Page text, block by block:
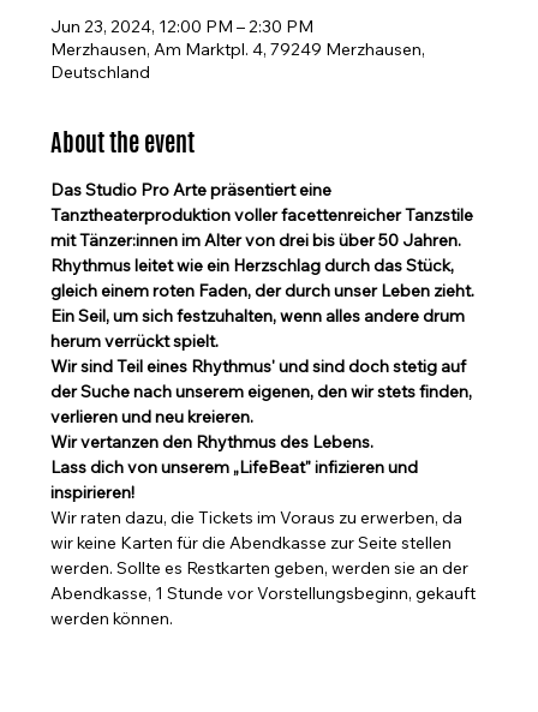
Jun 23, 2024, 12:00 PM – 2:30 PM
Merzhausen, Am Marktpl. 4, 79249 Merzhausen,
Deutschland
About the event
Das Studio Pro Arte präsentiert eine
Tanztheaterproduktion voller facettenreicher Tanzstile
mit Tänzer:innen im Alter von drei bis über 50 Jahren.
Rhythmus leitet wie ein Herzschlag durch das Stück,
gleich einem roten Faden, der durch unser Leben zieht.
Ein Seil, um sich festzuhalten, wenn alles andere drum
herum verrückt spielt.
Wir sind Teil eines Rhythmus' und sind doch stetig auf
der Suche nach unserem eigenen, den wir stets finden,
verlieren und neu kreieren.
Wir vertanzen den Rhythmus des Lebens.
Lass dich von unserem „LifeBeat" infizieren und
inspirieren!
Wir raten dazu, die Tickets im Voraus zu erwerben, da
wir keine Karten für die Abendkasse zur Seite stellen
werden. Sollte es Restkarten geben, werden sie an der
Abendkasse, 1 Stunde vor Vorstellungsbeginn, gekauft
werden können.